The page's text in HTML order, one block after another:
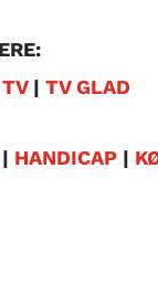
| TV GLAD
| HANDICAP|